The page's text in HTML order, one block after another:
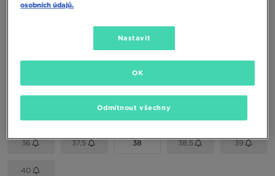
2450 Kč -19%
(Nejnižší cena za posledních 30 dní)
Černá
Vyberte velikost
36 37,5 38 38,5 39
40
osobních údajů.
Nastavit
Odmítnout všechny
OK